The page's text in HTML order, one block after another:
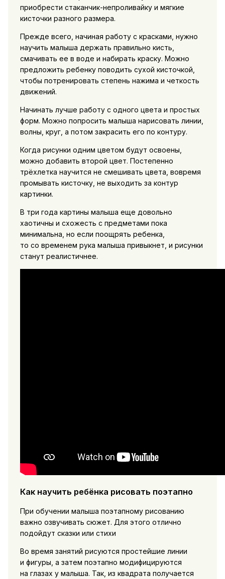
приобрести стаканчик-непроливайку и мягкие
кисточки разного размера.
Прежде всего, начиная работу с красками, нужно
научить малыша держать правильно кисть,
смачивать ее в воде и набирать краску. Можно
предложить ребенку поводить сухой кисточкой,
чтобы потренировать степень нажима и четкость
движений.
Начинать лучше работу с одного цвета и простых
форм. Можно попросить малыша нарисовать линии,
волны, круг, а потом закрасить его по контуру.
Когда рисунки одним цветом будут освоены,
можно добавить второй цвет. Постепенно
трёхлетка научится не смешивать цвета, вовремя
промывать кисточку, не выходить за контур
картинки.
В три года картины малыша еще довольно
хаотичны и схожесть с предметами пока
минимальна, но если поощрять ребенка,
то со временем рука малыша привыкнет, и рисунки
станут реалистичнее.
Как научить ребёнка рисовать поэтапно
При обучении малыша поэтапному рисованию
важно озвучивать сюжет. Для этого отлично
подойдут сказки или стихи
Во время занятий рисуются простейшие линии
и фигуры, а затем поэтапно модифицируются
на глазах у малыша. Так, из квадрата получается